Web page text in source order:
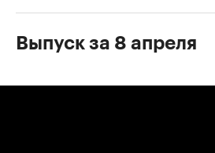
Выпуск за 8 апреля